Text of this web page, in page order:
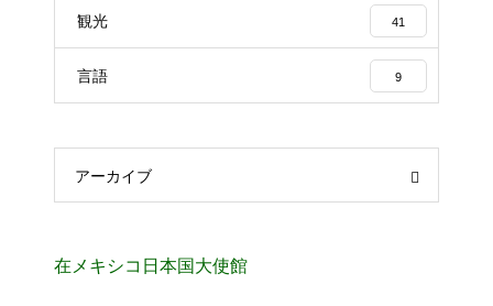
観光 41
言語 9
アーカイブ
在メキシコ日本国大使館